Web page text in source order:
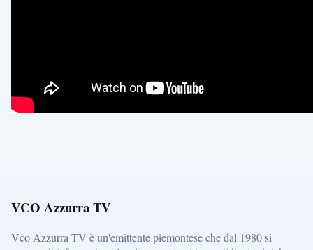
VCO Azzurra TV
Vco Azzurra TV è un'emittente piemontese che dal 1980 si